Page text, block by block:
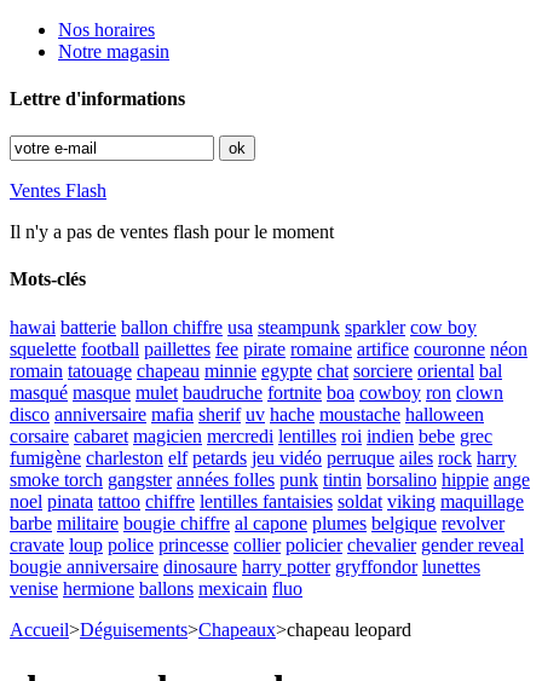
Nos horaires
Notre magasin
Lettre d'informations
Ventes Flash
Il n'y a pas de ventes flash pour le moment
Mots-clés
hawai batterie ballon chiffre usa steampunk sparkler cow boy
squelette football paillettes fee pirate romaine artifice couronne néon
romain tatouage chapeau minnie egypte chat sorciere oriental bal
masqué masque mulet baudruche fortnite boa cowboy ron clown
disco anniversaire mafia sherif uv hache moustache halloween
corsaire cabaret magicien mercredi lentilles roi indien bebe grec
fumigène charleston elf petards jeu vidéo perruque ailes rock harry
smoke torch gangster années folles punk tintin borsalino hippie ange
noel pinata tattoo chiffre lentilles fantaisies soldat viking maquillage
barbe militaire bougie chiffre al capone plumes belgique revolver
cravate loup police princesse collier policier chevalier gender reveal
bougie anniversaire dinosaure harry potter gryffondor lunettes
venise hermione ballons mexicain fluo
Accueil>Déguisements>Chapeaux>chapeau leopard